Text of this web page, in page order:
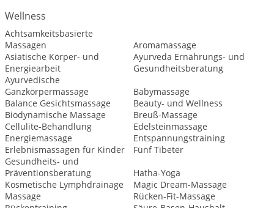
Wellness
Achtsamkeitsbasierte
Massagen
Aromamassage
Asiatische Körper- und
Energiearbeit
Ayurveda Ernährungs- und
Gesundheitsberatung
Ayurvedische
Ganzkörpermassage
Babymassage
Balance Gesichtsmassage
Beauty- und Wellness
Biodynamische Massage
Breuß-Massage
Cellulite-Behandlung
Edelsteinmassage
Energiemassage
Entspannungstraining
Erlebnismassagen für Kinder
Fünf Tibeter
Gesundheits- und
Präventionsberatung
Hatha-Yoga
Kosmetische Lymphdrainage
Magic Dream-Massage
Massage
Rücken-Fit-Massage